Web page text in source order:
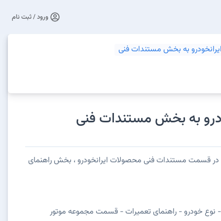
ورود / ثبت نام
به بخش مستندات فنی
به بخش مستندات فنی
در قسمت مستندات فنی محصولات ایرانخودرو ، بخش راهنمای
خودرو - راهنمای تعمیرات - قسمت مجموعه موتور